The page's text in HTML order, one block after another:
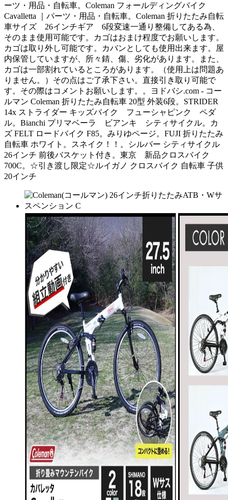
ーツ・用品・自転車。Coleman フォールディングバイク
Cavalletta ｜パーツ・用品・自転車。Coleman 折りたたみ自転
車サイズ 26インチギア 6段変速一通り整備してある為、
そのまま使用可能です。カゴはおまけ程度でお願いします。
カゴは取り外し可能です。カバンとしても使用出来ます。屋
内保管していますが、所々錆、傷、劣化があります。また、
カゴは一部割れているところがあります。（使用上は問題あ
りません。）その点はご了承下さい。直接引き取り可能で
す。その際はコメントお願いします。。ヨドバシ.com - コー
ルマン Coleman 折りたたみ自転車 20型 外装6段。STRIDER
14x ストライダー キッズバイク フューシャピンク ペダ
ル。Bianchi プリマベーラ ビアンキ シティサイクル。カ
ズ FELT ロードバイク F85。みりゆページ。FUJI 折りたたみ
自転車 ホワイト。スネイク！！。シルバー シティサイクル
26インチ 前後バスケット付き。東京 新品クロスバイク
700C。☆引き渡し限定☆ルイガノ クロスバイク 自転車 子供
20インチ